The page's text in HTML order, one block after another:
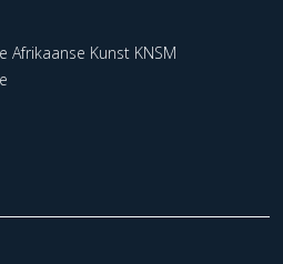
Afrikaanse Kunst KNSM